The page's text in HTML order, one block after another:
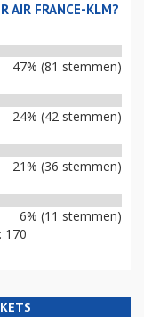
AIR FRANCE-KLM?
47% (81 stemmen)
24% (42 stemmen)
21% (36 stemmen)
6% (11 stemmen)
170